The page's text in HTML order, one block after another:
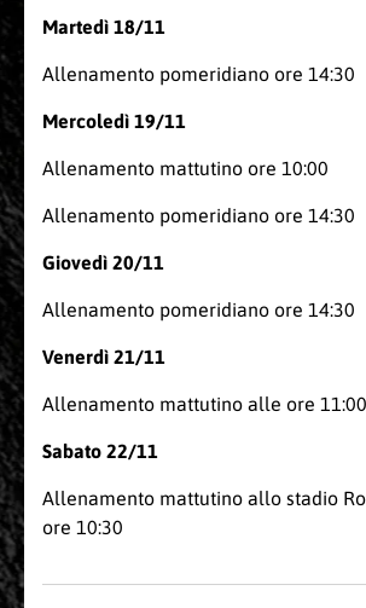
Martedì 18/11
Allenamento pomeridiano ore 14:30
Mercoledì 19/11
Allenamento mattutino ore 10:00
Allenamento pomeridiano ore 14:30
Giovedì 20/11
Allenamento pomeridiano ore 14:30
Venerdì 21/11
Allenamento mattutino alle ore
Sabato 22/11
Allenamento mattutino allo stadio
ore 10:30